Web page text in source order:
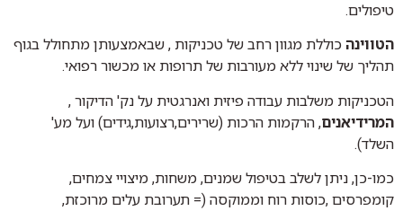
טיפולים.
הטווינה כוללת מגוון רחב של טכניקות , שבאמצעותן מתחולל בגוף
תהליך של שינוי ללא מעורבות של תרופות או מכשור רפואי.
הטכניקות משלבות עבודה פיזית ואנרגטית על נק' הדיקור ,
המרידיאנים, הרקמות הרכות (שרירים,רצועות,גידים) ועל מע'
השלד).
כמו-כן, ניתן לשלב בטיפול שמנים, משחות, מיצויי צמחים,
קומפרסים ,כוסות רוח וממוקסה (= תערובת עלים מרוכזת,